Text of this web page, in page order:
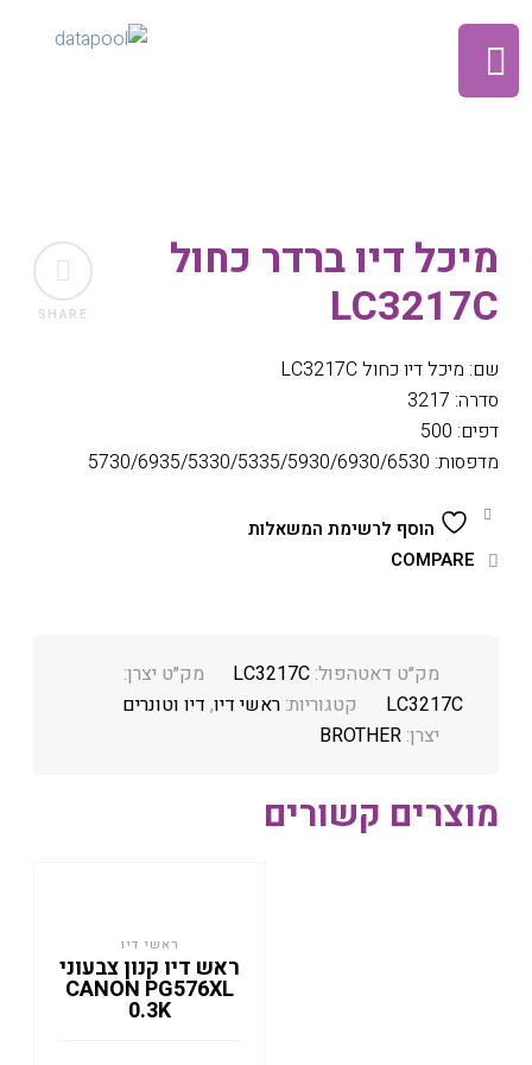
SHARE
מיכל דיו ברדר כחול
LC3217C
שם: מיכל דיו כחול LC3217C
סדרה: 3217
דפים: 500
מדפסות: 5730/6935/5330/5335/5930/6930/6530
הוסף לרשימת המשאלות
COMPARE
מק״ט דאטהפול:LC3217C
מק״ט יצרן:
LC3217C
קטגוריות:ראשי דיו, דיו וטונרים
יצרן:BROTHER
מוצרים קשורים
ראשי דיו
ראש דיו קנון צבעוני
CANON PG576XL
0.3K